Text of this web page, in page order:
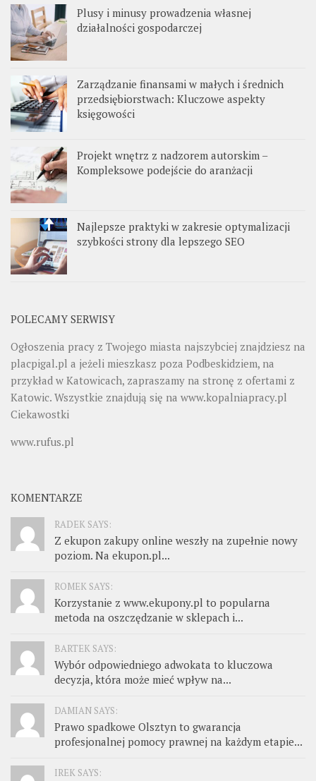
Plusy i minusy prowadzenia własnej
działalności gospodarczej
Zarządzanie finansami w małych i średnich
przedsiębiorstwach: Kluczowe aspekty
księgowości
Projekt wnętrz z nadzorem autorskim –
Kompleksowe podejście do aranżacji
Najlepsze praktyki w zakresie optymalizacji
szybkości strony dla lepszego SEO
POLECAMY SERWISY
Ogłoszenia pracy z Twojego miasta najszybciej znajdziesz na
placpigal.pl a jeżeli mieszkasz poza Podbeskidziem, na
przykład w Katowicach, zapraszamy na stronę z ofertami z
Katowic. Wszystkie znajdują się na www.kopalniapracy.pl
Ciekawostki
www.rufus.pl
KOMENTARZE
RADEK SAYS:
Z ekupon zakupy online weszły na zupełnie nowy
poziom. Na ekupon.pl...
ROMEK SAYS:
Korzystanie z www.ekupony.pl to popularna
metoda na oszczędzanie w sklepach i...
BARTEK SAYS:
Wybór odpowiedniego adwokata to kluczowa
decyzja, która może mieć wpływ na...
DAMIAN SAYS:
Prawo spadkowe Olsztyn to gwarancja
profesjonalnej pomocy prawnej na każdym etapie...
IREK SAYS: